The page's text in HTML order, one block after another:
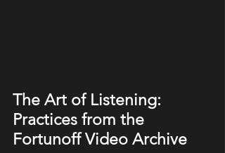
The Art of Listening:
Practices from the
Fortunoff Video Archive